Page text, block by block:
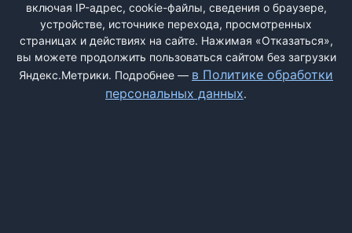
Быстрая регистрациячерез соцсети:
включая IP-адрес, cookie-файлы, сведения о браузере,
устройстве, источнике перехода, просмотренных
страницах и действиях на сайте. Нажимая «Отказаться»,
вы можете продолжить пользоваться сайтом без загрузки
Яндекс.Метрики. Подробнее — в Политике обработки
персональных данных.